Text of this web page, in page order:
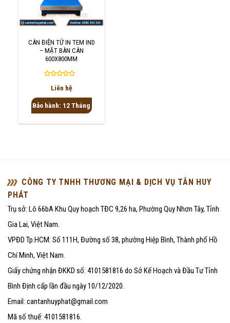
CÂN ĐIỆN TỬ IN TEM IND
– MẶT BÀN CÂN
600X800MM
Được
hạng
0
sao
Liên hệ
Bảo hành: 12 Tháng
CÔNG TY TNHH THƯƠNG MẠI & DỊCH VỤ TÂN HUY
PHÁT
Trụ sở: Lô 66bA Khu Quy hoạch TĐC 9,26 ha, Phường Quy Nhơn Tây, Tỉnh
Gia Lai, Việt Nam.
VPĐD Tp.HCM: Số 111H, Đường số 38, phường Hiệp Bình, Thành phố Hồ
Chí Minh, Việt Nam.
Giấy chứng nhận ĐKKD số: 4101581816 do Sở Kế Hoạch và Đầu Tư Tỉnh
Bình Định cấp lần đầu ngày 10/12/2020.
Email: cantanhuyphat@gmail.com
Mã số thuế: 4101581816.